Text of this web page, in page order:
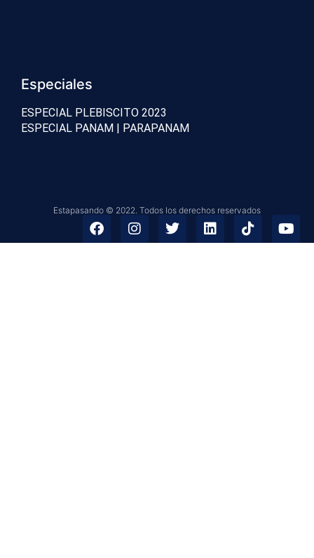
Especiales
ESPECIAL PLEBISCITO 2023
ESPECIAL PANAM | PARAPANAM
Estapasando © 2022. Todos los derechos reservados